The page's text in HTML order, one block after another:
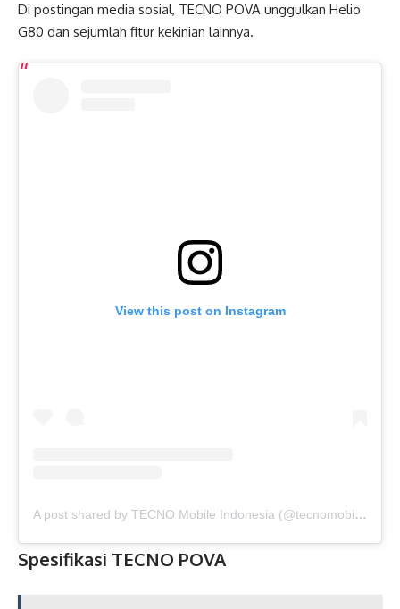
Di postingan media sosial, TECNO POVA unggulkan Helio
G80 dan sejumlah fitur kekinian lainnya.
View this post on Instagram
A post shared by TECNO Mobile Indonesia (@tecnomobileindonesia)
Spesifikasi TECNO POVA